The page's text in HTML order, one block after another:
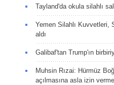
Tayland'da okula silahlı
Yemen Silahlı Kuvvetleri,
aldı
Galibaf'tan Trump'ın
Muhsin Rızai: Hürmüz
açılmasına asla izin